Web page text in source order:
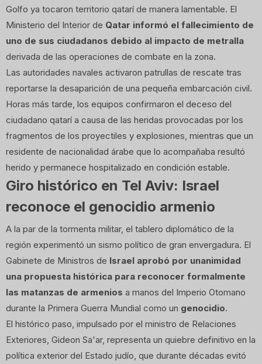
Golfo ya tocaron territorio qatarí de manera lamentable. El
Ministerio del Interior de Qatar informó el fallecimiento de
uno de sus ciudadanos debido al impacto de metralla
derivada de las operaciones de combate en la zona.
Las autoridades navales activaron patrullas de rescate tras
reportarse la desaparición de una pequeña embarcación civil.
Horas más tarde, los equipos confirmaron el deceso del
ciudadano qatarí a causa de las heridas provocadas por los
fragmentos de los proyectiles y explosiones, mientras que un
residente de nacionalidad árabe que lo acompañaba resultó
herido y permanece hospitalizado en condición estable.
Giro histórico en Tel Aviv: Israel
reconoce el genocidio armenio
A la par de la tormenta militar, el tablero diplomático de la
región experimentó un sismo político de gran envergadura. El
Gabinete de Ministros de Israel aprobó por unanimidad
una propuesta histórica para reconocer formalmente
las matanzas de armenios a manos del Imperio Otomano
durante la Primera Guerra Mundial como un genocidio.
El histórico paso, impulsado por el ministro de Relaciones
Exteriores, Gideon Sa'ar, representa un quiebre definitivo en la
política exterior del Estado judío, que durante décadas evitó